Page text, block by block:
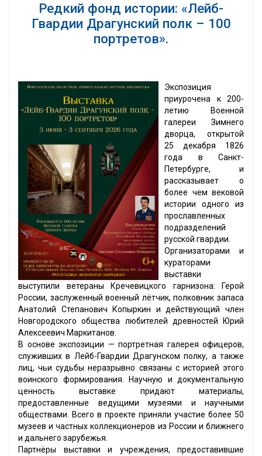
Редкий фонд истории: «Лейб-
Гвардии Драгунский полк – 100
портретов».
Экспозиция
приурочена к 200-
летию Военной
галереи Зимнего
дворца, открытой
25 декабря 1826
года в Санкт-
Петербурге, и
рассказывает о
более чем вековой
истории одного из
прославленных
подразделений
русской гвардии.
Организаторами и
кураторами
выставки
выступили ветераны Кречевицкого гарнизона: Герой
России, заслуженный военный лётчик, полковник запаса
Анатолий Степанович Копыркин и действующий член
Новгородского общества любителей древностей Юрий
Алексеевич Маркитанов.
В основе экспозиции — портретная галерея офицеров,
служивших в Лейб-Гвардии Драгунском полку, а также
лиц, чьи судьбы неразрывно связаны с историей этого
воинского формирования. Научную и документальную
ценность выставке придают материалы,
предоставленные ведущими музеями и научными
обществами. Всего в проекте приняли участие более 50
музеев и частных коллекционеров из России и ближнего
и дальнего зарубежья.
Партнёры выставки и учреждения, предоставившие